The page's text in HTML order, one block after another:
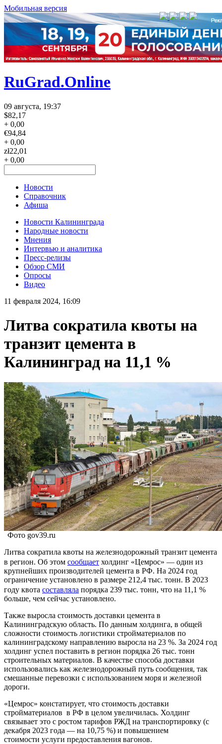
Мобильная версия
RuGrad.Online
09 августа, 19:37
$82,17
+ 0,00
€94,84
+ 0,00
zł22,01
+ 0,00
Новости
Справочник
Афиша
Новости Калининграда
Народные новости
Мнения
Интервью и аналитика
Пресс-релизы
Обзор СМИ
Опросы
Видео
11 февраля 2024, 16:09
Литва сократила квоты на
транзит цемента в
Калининград на 11,1 %
Фото gov39.ru
Литва сократила квоты на железнодорожный транзит цемента
в регион. Об этом сообщает холдинг «Цемрос» — один из
крупнейших производителей цемента в РФ. На 2024 год
ограничение установлено в размере 212,4 тыс. тонн. В 2023
году квота составляла порядка 239 тыс. тонн, что на 11,1 %
больше, чем сейчас установлено.
Также выросла стоимость доставки цемента в
Калининградскую область. По данным холдинга, в общей
сложности стоимость логистики стройматериалов по
калининградскому направлению выросла на 23 %. За 2024 год
холдинг успел поставить в регион порядка 26 тыс. тонн
строительных материалов. В качестве способа доставки
использовались как железнодорожный путь сообщения, так
смешанные перевозки с использованием моря и железной
дороги.
«Цемрос» констатирует, что стоимость доставки
стройматериалов в РФ в целом увеличилась. Холдинг
связывает это с ростом тарифов РЖД на транспортировку (с
декабря 2023 года — на 10,75 %) и повышением
стоимости услуги предоставления вагонов.